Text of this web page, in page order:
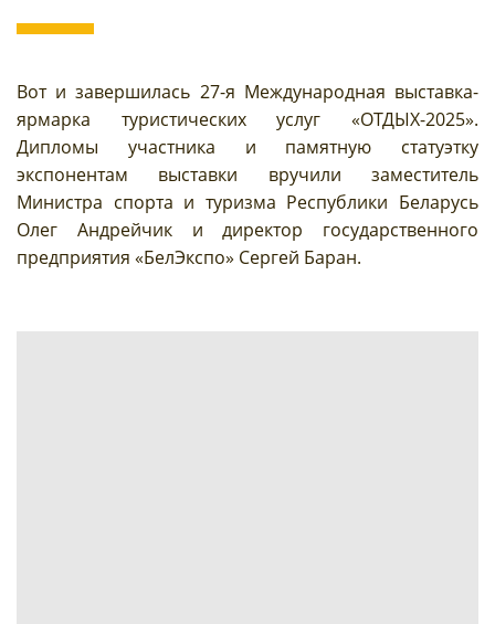
Вот и завершилась 27-я Международная выставка-
ярмарка туристических услуг «ОТДЫХ-2025».
Дипломы участника и памятную статуэтку
экспонентам выставки вручили заместитель
Министра спорта и туризма Республики Беларусь
Олег Андрейчик и директор государственного
предприятия «БелЭкспо» Сергей Баран.